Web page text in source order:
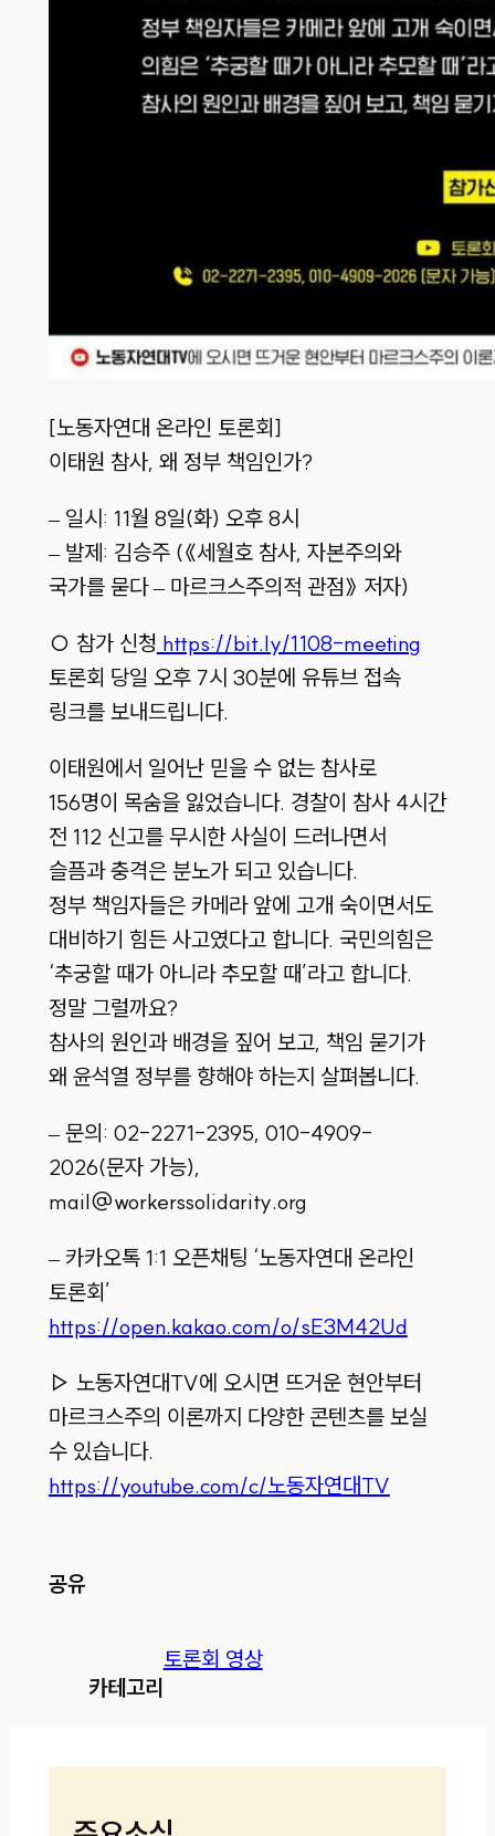
[노동자연대 온라인 토론회]
이태원 참사, 왜 정부 책임인가?
– 일시: 11월 8일(화) 오후 8시
– 발제: 김승주 (《세월호 참사, 자본주의와
국가를 묻다 – 마르크스주의적 관점》 저자)
○ 참가 신청 https://bit.ly/1108-meeting
토론회 당일 오후 7시 30분에 유튜브 접속
링크를 보내드립니다.
이태원에서 일어난 믿을 수 없는 참사로
156명이 목숨을 잃었습니다. 경찰이 참사 4시간
전 112 신고를 무시한 사실이 드러나면서
슬픔과 충격은 분노가 되고 있습니다.
정부 책임자들은 카메라 앞에 고개 숙이면서도
대비하기 힘든 사고였다고 합니다. 국민의힘은
‘추궁할 때가 아니라 추모할 때’라고 합니다.
정말 그럴까요?
참사의 원인과 배경을 짚어 보고, 책임 묻기가
왜 윤석열 정부를 향해야 하는지 살펴봅니다.
– 문의: 02-2271-2395, 010-4909-
2026(문자 가능),
mail@workerssolidarity.org
– 카카오톡 1:1 오픈채팅 ‘노동자연대 온라인
토론회’
https://open.kakao.com/o/sE3M42Ud
▷ 노동자연대TV에 오시면 뜨거운 현안부터
마르크스주의 이론까지 다양한 콘텐츠를 보실
수 있습니다.
https://youtube.com/c/노동자연대TV
공유
카테고리
토론회 영상